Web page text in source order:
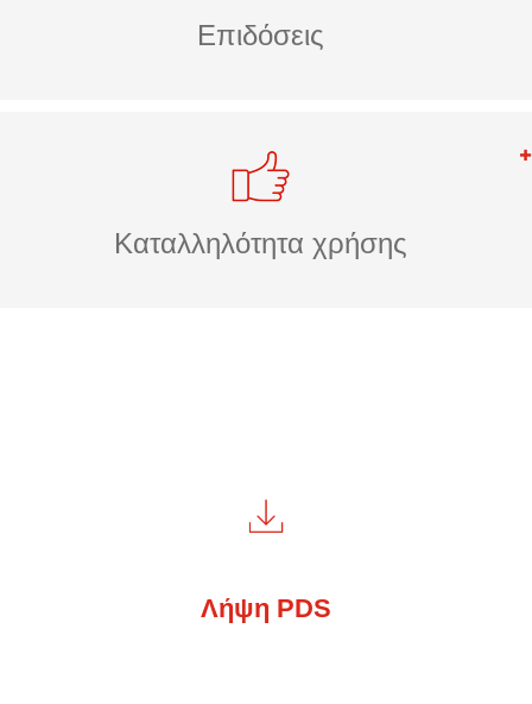
Επιδόσεις
Καταλληλότητα χρήσης
Λήψη PDS